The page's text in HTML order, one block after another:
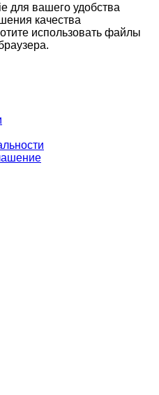
для вашего удобства
качества
использовать файлы